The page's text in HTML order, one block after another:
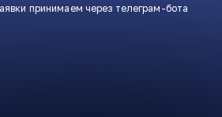
принимаем через телеграм-бота